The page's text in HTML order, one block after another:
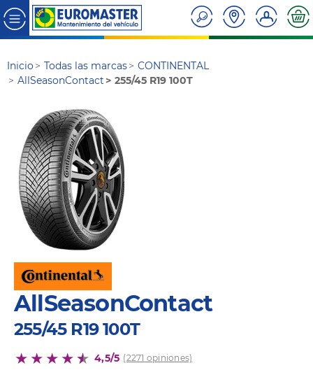
Inicio Todas las marcas
CONTINENTAL
AllSeasonContact
255/45 R19 100T
AllSeasonContact
255/45 R19 100T
4,5/5 (2271 opiniones)